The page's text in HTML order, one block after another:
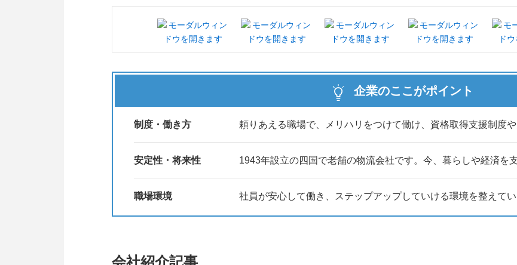
企業のここがポイント
制度・働き方 頼りあえる職場で、メリハリをつけて働け、資格取得支援制度
安定性・将来性 1943年設立の四国で老舗の物流会社です。今、暮らしや経済を
職場環境 社員が安心して働き、ステップアップしていける環境を整えてい
会社紹介記事